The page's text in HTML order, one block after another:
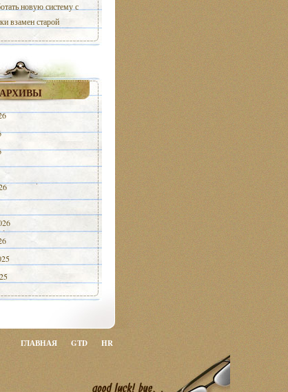
новую систему с
взамен старой
АРХИВЫ
ГЛАВНАЯ GTD HR